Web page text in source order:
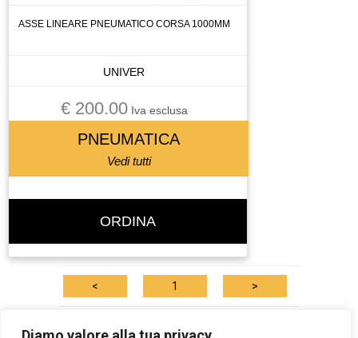
ASSE LINEARE PNEUMATICO CORSA 1000MM
UNIVER
€ 200.00Iva esclusa
PNEUMATICA
Vedi tutti
ORDINA
< 1 >
Tutti i marchi qui esposti sono di proprietà dei rispettivi detentori dei copyright: